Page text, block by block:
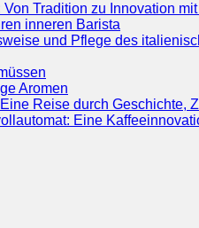
Tradition zu Innovation
inneren Barista
und Pflege des
Aromen
Reise durch Geschichte,
Eine